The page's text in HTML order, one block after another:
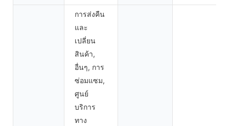
การส่งคืน
และ
เปลี่ยน
สินค้า,
อื่นๆ, การ
ซ่อมแซม,
ศูนย์
บริการ
ทาง